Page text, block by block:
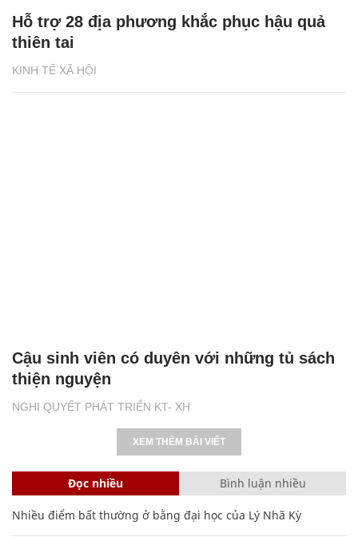
KINH TẾ XÃ HỘI
Hỗ trợ 28 địa phương khắc phục hậu quả
thiên tai
NGHỊ QUYẾT PHÁT TRIỂN KT- XH
Cậu sinh viên có duyên với những tủ sách
thiện nguyện
XEM THÊM BÀI VIẾT
Đọc nhiều Bình luận nhiều
Nhiều điểm bất thường ở bằng đại học của Lý Nhã Kỳ